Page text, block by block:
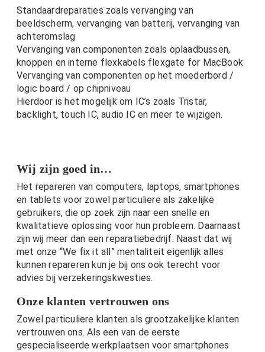
Standaardreparaties zoals vervanging van
beeldscherm, vervanging van batterij, vervanging van
achteromslag
Vervanging van componenten zoals oplaadbussen,
knoppen en interne flexkabels flexgate for MacBook
Vervanging van componenten op het moederbord /
logic board / op chipniveau
Hierdoor is het mogelijk om IC’s zoals Tristar,
backlight, touch IC, audio IC en meer te wijzigen.
Wij zijn goed in…
Het repareren van computers, laptops, smartphones
en tablets voor zowel particuliere als zakelijke
gebruikers, die op zoek zijn naar een snelle en
kwalitatieve oplossing voor hun probleem. Daarnaast
zijn wij meer dan een reparatiebedrijf. Naast dat wij
met onze “We fix it all” mentaliteit eigenlijk alles
kunnen repareren kun je bij ons ook terecht voor
advies bij verzekeringskwesties.
Onze klanten vertrouwen ons
Zowel particuliere klanten als grootzakelijke klanten
vertrouwen ons. Als een van de eerste
gespecialiseerde werkplaatsen voor smartphones